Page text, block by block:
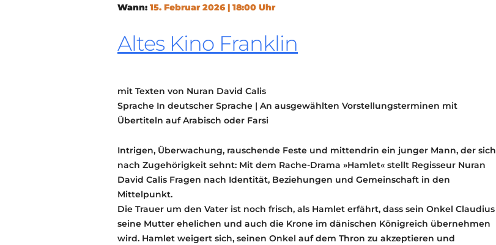
TRANSPARENZ
Wann: 15. Februar 2026 | 18:00 Uhr
Altes Kino Franklin
mit Texten von Nuran David Calis
Sprache In deutscher Sprache | An ausgewählten Vorstellungsterminen mit
Übertiteln auf Arabisch oder Farsi
Intrigen, Überwachung, rauschende Feste und mittendrin ein junger Mann, der sich
nach Zugehörigkeit sehnt: Mit dem Rache-Drama »Hamlet« stellt Regisseur Nuran
David Calis Fragen nach Identität, Beziehungen und Gemeinschaft in den
Mittelpunkt.
Die Trauer um den Vater ist noch frisch, als Hamlet erfährt, dass sein Onkel Claudius
seine Mutter ehelichen und auch die Krone im dänischen Königreich übernehmen
wird. Hamlet weigert sich, seinen Onkel auf dem Thron zu akzeptieren und